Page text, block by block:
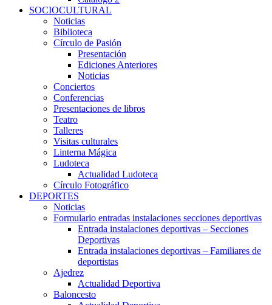
SOCIOCULTURAL
Noticias
Biblioteca
Círculo de Pasión
Presentación
Ediciones Anteriores
Noticias
Conciertos
Conferencias
Presentaciones de libros
Teatro
Talleres
Visitas culturales
Linterna Mágica
Ludoteca
Actualidad Ludoteca
Círculo Fotográfico
DEPORTES
Noticias
Formulario entradas instalaciones secciones deportivas
Entrada instalaciones deportivas – Secciones
Deportivas
Entrada instalaciones deportivas – Familiares de
deportistas
Ajedrez
Actualidad Deportiva
Baloncesto